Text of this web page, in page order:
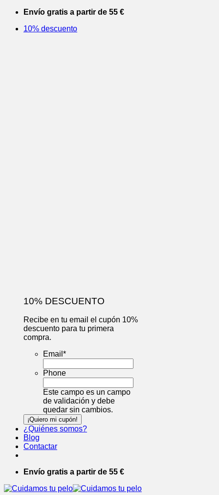
Saltar
contenido
Envío gratis a partir de 55 €
10% descuento
10% DESCUENTO
Recibe en tu email el cupón 10%
descuento para tu primera
compra.
Email *
Phone
Este campo es un campo
de validación y debe
quedar sin cambios.
¿Quiénes somos?
Blog
Contactar
Envío gratis a partir de 55 €